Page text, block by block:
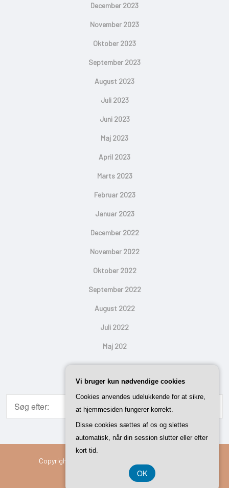
December 2023
November 2023
Oktober 2023
September 2023
August 2023
Juli 2023
Juni 2023
Maj 2023
April 2023
Marts 2023
Februar 2023
Januar 2023
December 2022
November 2022
Oktober 2022
September 2022
August 2022
Juli 2022
Maj 202
Copyright © 2026 Vi Med Hus | Powered By
Vi bruger kun nødvendige cookies
Cookies anvendes udelukkende for at sikre,
at hjemmesiden fungerer korrekt.
Disse cookies sættes af os og slettes
automatisk, når din session slutter eller efter
kort tid.
OK